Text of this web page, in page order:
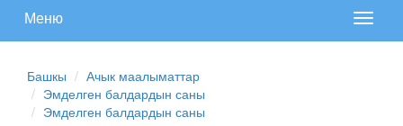
меню
Меню
Башкы
Ачык маалыматтар
Эмделген балдардын саны
Эмделген балдардын саны